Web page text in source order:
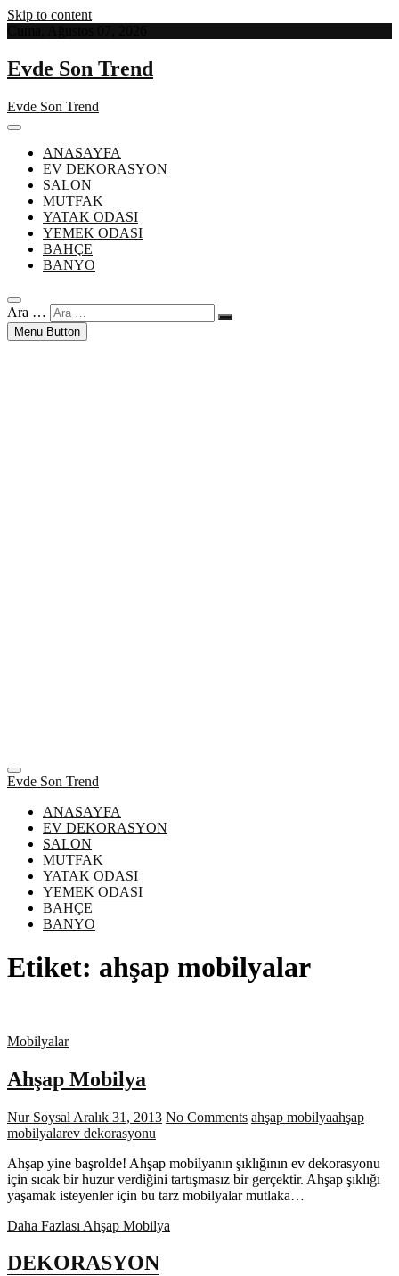
Skip to content
Evde Son Trend
Evde Son Trend
ANASAYFA
EV DEKORASYON
SALON
MUTFAK
YATAK ODASI
YEMEK ODASI
BAHÇE
BANYO
Ara …
Menu Button
Evde Son Trend
ANASAYFA
EV DEKORASYON
SALON
MUTFAK
YATAK ODASI
YEMEK ODASI
BAHÇE
BANYO
Etiket: ahşap mobilyalar
Mobilyalar
Ahşap Mobilya
Nur Soysal Aralık 31, 2013 No Comments ahşap mobilyaahşap
mobilyalarev dekorasyonu
Ahşap yine başrolde! Ahşap mobilyanın şıklığının ev dekorasyonu
için sıcak bir huzur verdiğini tartışmasız bir gerçektir. Ahşap şıklığı
yaşamak isteyenler için bu tarz mobilyalar mutlaka…
Daha Fazlası Ahşap Mobilya
DEKORASYON